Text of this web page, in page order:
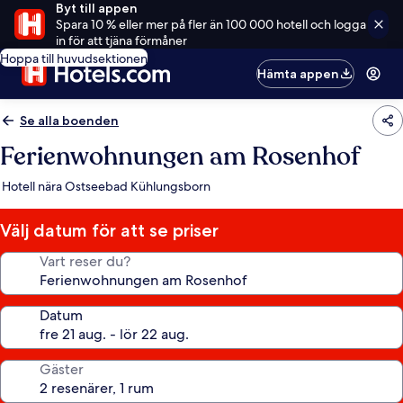
Byt till appen
Spara 10 % eller mer på fler än 100 000 hotell och logga
in för att tjäna förmåner
Hoppa till huvudsektionen
Hämta appen
Se alla boenden
Ferienwohnungen am Rosenhof
Hotell nära Ostseebad Kühlungsborn
Välj datum för att se priser
Vart reser du?
Datum
Gäster